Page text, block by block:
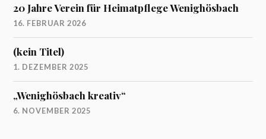
20 Jahre Verein für Heimatpflege Wenighösbach
16. FEBRUAR 2026
(kein Titel)
1. DEZEMBER 2025
„Wenighösbach kreativ“
6. NOVEMBER 2025